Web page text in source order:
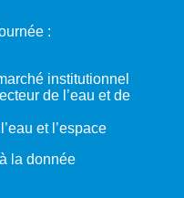
:
institutionnel
de l’eau et de
et l’espace
la donnée